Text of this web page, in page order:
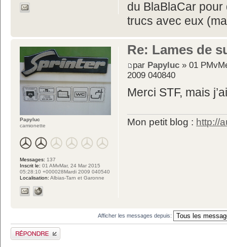
du BlaBlaCar
trucs avec eux
Re: Lames de
par Papyluc » 01
2009 040840
Merci STF, mais
Mon petit blog : http://
Papyluc
camionette
Messages: 137
Inscrit le: 01 AMvMar, 24 Mar 2015
05:28:10 +000028Mardi 2009 040540
Localisation: Albias-Tarn et Garonne
Afficher les messages depuis:
Publier une réponse